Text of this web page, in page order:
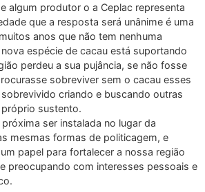
algum produtor o a Ceplac representa
que a resposta será unânime é uma
anos que não tem nenhuma
espécie de cacau está suportando
perdeu a sua pujância, se não fosse
sobreviver sem o cacau esses
criando e buscando outras
sustento.
próxima ser instalada no lugar da
mesmas formas de politicagem, e
papel para fortalecer a nossa região
preocupando com interesses pessoais e